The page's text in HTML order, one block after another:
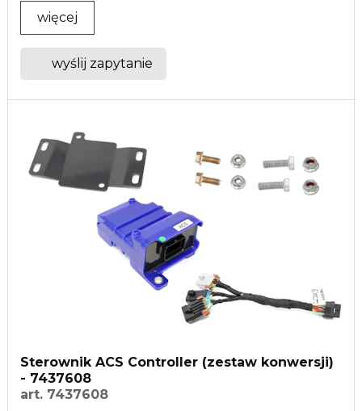
więcej
wyślij zapytanie
Sterownik ACS Controller (zestaw konwersji)
- 7437608
art. 7437608